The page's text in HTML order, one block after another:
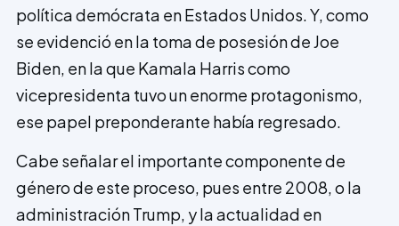
política demócrata en Estados Unidos. Y, como
se evidenció en la toma de posesión de Joe
Biden, en la que Kamala Harris como
vicepresidenta tuvo un enorme protagonismo,
ese papel preponderante había regresado.
Cabe señalar el importante componente de
género de este proceso, pues entre 2008, o la
administración Trump, y la actualidad en